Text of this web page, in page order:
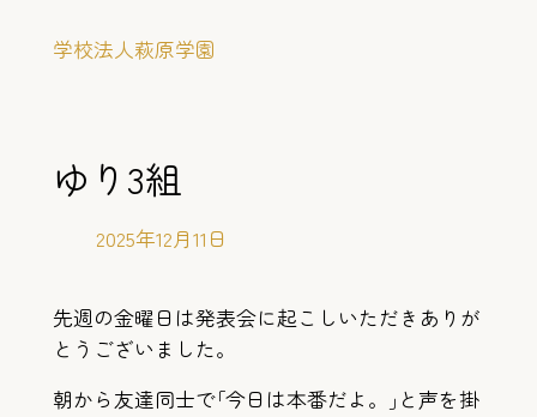
学校法人萩原学園
ゆり3組
2025年12月11日
先週の金曜日は発表会に起こしいただきありが
とうございました。
朝から友達同士で｢今日は本番だよ。｣と声を掛